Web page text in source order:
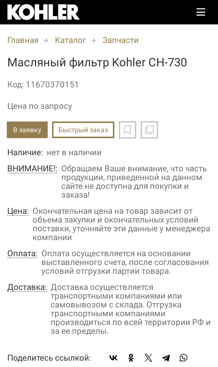
Главная Каталог Запчасти
Масляный фильтр Kohler CH-730
Код: 11670370151
Цена по запросу
В заявку Быстрый заказ
Наличие: нет в наличии
ВНИМАНИЕ!: Обращаем Ваше внимание, что часть
продукции, приведенной на данном
сайте не доступна для покупки и
заказа!
Цена: Окончательная цена на товар зависит от
объема закупки и окончательных условий
поставки, уточняйте эти данные у менеджера
компании
Оплата: Оплата осуществляется на основании
выставленного счета, после согласования
условий отгрузки партии товара.
Доставка: Доставка осуществляется
транспортными компаниями или
самовывозом с склада. Отгрузка
транспортными компаниями
производиться по всей территории РФ и
за ее пределы.
Поделитесь ссылкой: